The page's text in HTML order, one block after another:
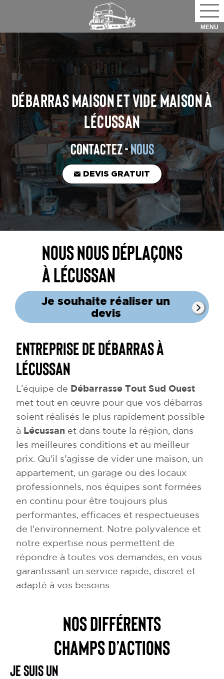
DÉBARRAS MAISON ET VIDE MAISONÀ
LÉCUSSAN
CONTACTEZ -NOUS
DEVIS GRATUIT
Nous nous déplaçons
à Lécussan
Je souhaite réaliser un
devis
Entreprise de débarras à
Lécussan
L’équipe de
Débarrasse Tout Sud Ouest
met tout en œuvre pour que vos débarras
soient réalisés le plus rapidement possible
à
Lécussan et dans toute la région, dans
les meilleures conditions et au meilleur
prix. Qu'il s'agisse de vider une maison, un
appartement, un garage ou des locaux
professionnels, nos équipes sont formées
en continu pour être toujours plus
performantes, efficaces et respectueuses
de l'environnement. Notre polyvalence et
notre expertise nous permettent de
répondre à toutes vos demandes, en vous
garantissant un service rapide, discret et
adapté à vos besoins.
NOS DIFFÉRENTS
CHAMPS D’ACTIONS
Je suis un